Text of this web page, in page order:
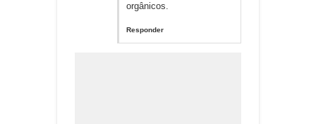
orgânicos.
Responder